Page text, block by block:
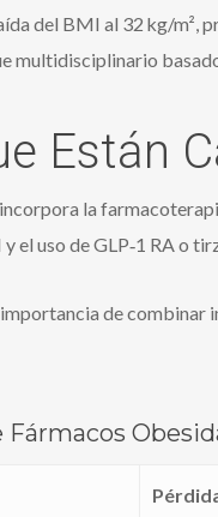
del BMI al 32 kg/
multidisciplinario
Están
incorpora la
uso de GLP‑1 RA o
de combinar
Fármacos